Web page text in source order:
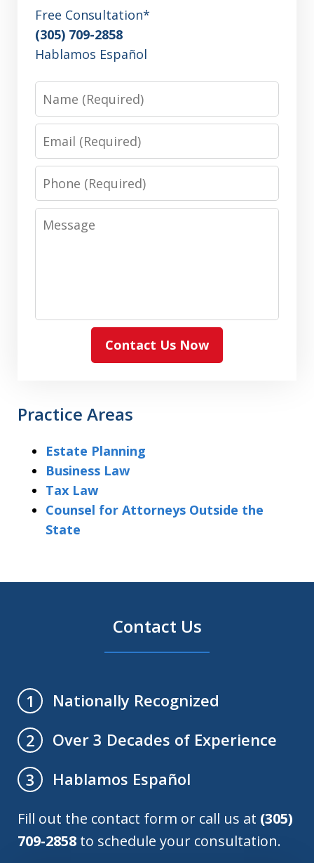
Free Consultation*
(305) 709-2858
Hablamos Español
Name
Email
Phone
Message
Contact Us Now
Practice Areas
Estate Planning
Business Law
Tax Law
Counsel for Attorneys Outside the
State
Contact Us
1
Nationally Recognized
2
Over 3 Decades of Experience
3
Hablamos Español
Fill out the contact form or call us at (305)
709-2858 to schedule your consultation.